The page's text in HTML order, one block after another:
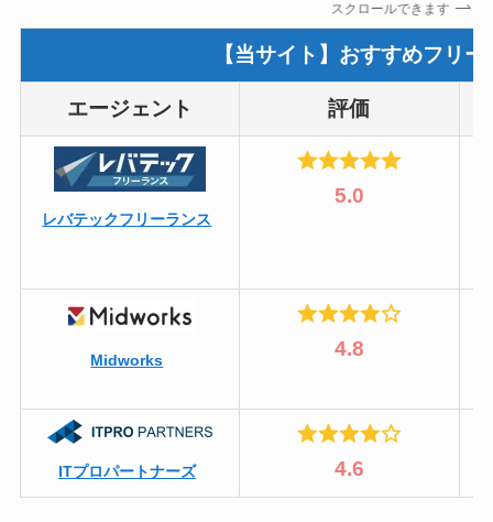
スクロールできます
【当サイト】おすすめフリ
エージェント 評価
レバテックフリーランス
5.0
Midworks 4.8
ITプロパートナーズ 4.6